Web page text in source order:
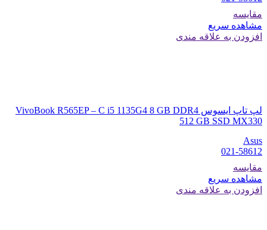
مقایسه
مشاهده سریع
افزودن به علاقه مندی
لپ تاپ ایسوس VivoBook R565EP – C i5 1135G4 8 GB DDR4
512 GB SSD MX330
Asus
021-58612
مقایسه
مشاهده سریع
افزودن به علاقه مندی